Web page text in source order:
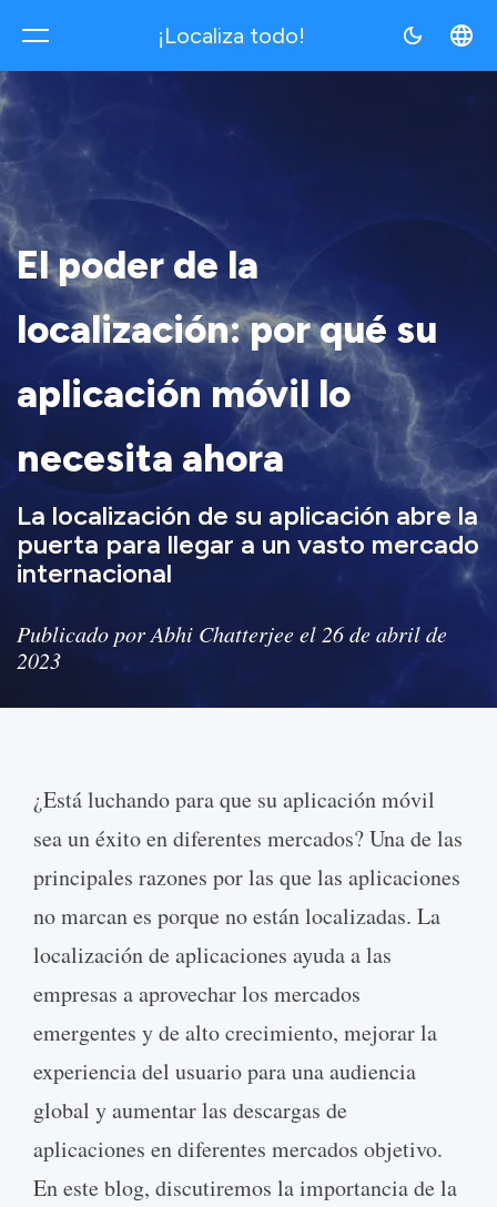
¡Localiza todo!
El poder de la
localización: por qué su
aplicación móvil lo
necesita ahora
La localización de su aplicación abre la
puerta para llegar a un vasto mercado
internacional
Publicado por Abhi Chatterjee el 26 de abril de
2023
¿Está luchando para que su aplicación móvil
sea un éxito en diferentes mercados? Una de las
principales razones por las que las aplicaciones
no marcan es porque no están localizadas. La
localización de aplicaciones ayuda a las
empresas a aprovechar los mercados
emergentes y de alto crecimiento, mejorar la
experiencia del usuario para una audiencia
global y aumentar las descargas de
aplicaciones en diferentes mercados objetivo.
En este blog, discutiremos la importancia de la